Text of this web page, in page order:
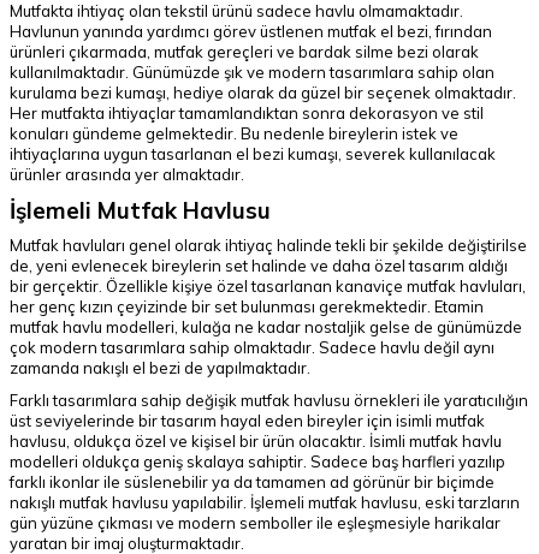
Mutfakta ihtiyaç olan tekstil ürünü sadece havlu olmamaktadır.
Havlunun yanında yardımcı görev üstlenen mutfak el bezi, fırından
ürünleri çıkarmada, mutfak gereçleri ve bardak silme bezi olarak
kullanılmaktadır. Günümüzde şık ve modern tasarımlara sahip olan
kurulama bezi kumaşı, hediye olarak da güzel bir seçenek olmaktadır.
Her mutfakta ihtiyaçlar tamamlandıktan sonra dekorasyon ve stil
konuları gündeme gelmektedir. Bu nedenle bireylerin istek ve
ihtiyaçlarına uygun tasarlanan el bezi kumaşı, severek kullanılacak
ürünler arasında yer almaktadır.
İşlemeli Mutfak Havlusu
Mutfak havluları genel olarak ihtiyaç halinde tekli bir şekilde değiştirilse
de, yeni evlenecek bireylerin set halinde ve daha özel tasarım aldığı
bir gerçektir. Özellikle kişiye özel tasarlanan kanaviçe mutfak havluları,
her genç kızın çeyizinde bir set bulunması gerekmektedir. Etamin
mutfak havlu modelleri, kulağa ne kadar nostaljik gelse de günümüzde
çok modern tasarımlara sahip olmaktadır. Sadece havlu değil aynı
zamanda nakışlı el bezi de yapılmaktadır.
Farklı tasarımlara sahip değişik mutfak havlusu örnekleri ile yaratıcılığın
üst seviyelerinde bir tasarım hayal eden bireyler için isimli mutfak
havlusu, oldukça özel ve kişisel bir ürün olacaktır. İsimli mutfak havlu
modelleri oldukça geniş skalaya sahiptir. Sadece baş harfleri yazılıp
farklı ikonlar ile süslenebilir ya da tamamen ad görünür bir biçimde
nakışlı mutfak havlusu yapılabilir. İşlemeli mutfak havlusu, eski tarzların
gün yüzüne çıkması ve modern semboller ile eşleşmesiyle harikalar
yaratan bir imaj oluşturmaktadır.